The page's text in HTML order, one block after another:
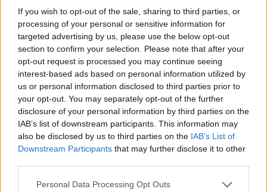
If you wish to opt-out of the sale, sharing to third parties, or
processing of your personal or sensitive information for
targeted advertising by us, please use the below opt-out
section to confirm your selection. Please note that after your
opt-out request is processed you may continue seeing
interest-based ads based on personal information utilized by
us or personal information disclosed to third parties prior to
your opt-out. You may separately opt-out of the further
disclosure of your personal information by third parties on the
IAB’s list of downstream participants. This information may
also be disclosed by us to third parties on the IAB’s List of
Downstream Participants that may further disclose it to other
Please note that this website/app uses one or more Google
Personal Data Processing Opt Outs
ΔΙΑΒΑΣΤΕ ΕΠΙΣΗΣ
Ελλάδα|10.05.2026 19:55
«Είστε εγκληματίες»: Έκαψαν το
αυτοκίνητο πολίτη που κατήγγειλε
κακοποιήσεις ζώων στη Λέσβο
Ελλάδα|10.05.2026 21:35
Εντυπωσιακό airshow της Πολεμικής
Αεροπορίας: Rafale, F-16 και
Phantoms «έσκισαν» τον ουρανό